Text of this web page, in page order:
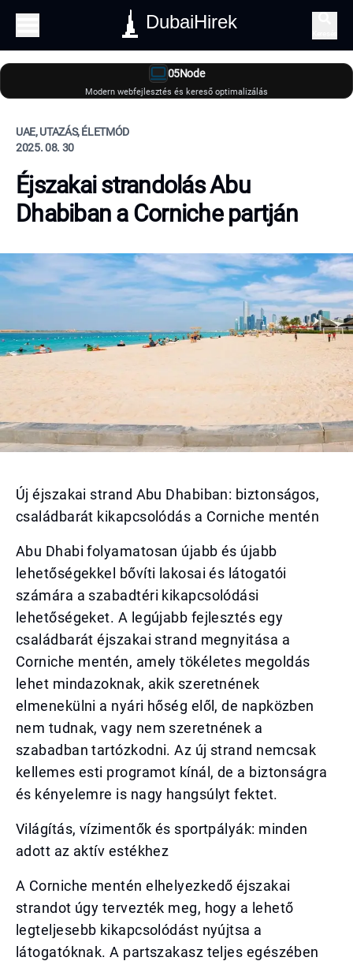
DubaiHirek
05Node
Modern webfejlesztés és kereső optimalizálás
UAE, UTAZÁS, ÉLETMÓD
2025. 08. 30
Éjszakai strandolás Abu
Dhabiban a Corniche partján
Új éjszakai strand Abu Dhabiban: biztonságos,
családbarát kikapcsolódás a Corniche mentén
Abu Dhabi folyamatosan újabb és újabb
lehetőségekkel bővíti lakosai és látogatói
számára a szabadtéri kikapcsolódási
lehetőségeket. A legújabb fejlesztés egy
családbarát éjszakai strand megnyitása a
Corniche mentén, amely tökéletes megoldás
lehet mindazoknak, akik szeretnének
elmenekülni a nyári hőség elől, de napközben
nem tudnak, vagy nem szeretnének a
szabadban tartózkodni. Az új strand nemcsak
kellemes esti programot kínál, de a biztonságra
és kényelemre is nagy hangsúlyt fektet.
Világítás, vízimentők és sportpályák: minden
adott az aktív estékhez
A Corniche mentén elhelyezkedő éjszakai
strandot úgy tervezték meg, hogy a lehető
legteljesebb kikapcsolódást nyújtsa a
látogatóknak. A partszakasz teljes egészében